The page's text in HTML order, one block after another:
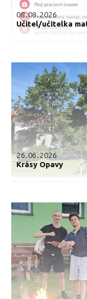
08.08.2026
Učitel/učitelka
26.06.2026
Krásy Opavy